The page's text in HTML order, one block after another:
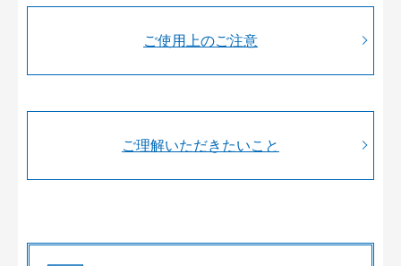
ご使用上のご注意
ご理解いただきたいこと